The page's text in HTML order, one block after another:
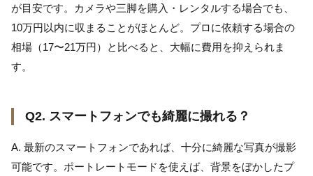
が目安です。カメラや三脚を購入・レンタルする場合でも、
10万円以内に収まることがほとんど。プロに依頼する場合の
相場（17〜21万円）と比べると、大幅に費用を抑えられま
す。
Q2. スマートフォンでも綺麗に撮れる？
A. 最新のスマートフォンであれば、十分に綺麗な写真が撮影
可能です。ポートレートモードを使えば、背景をぼかしたプ